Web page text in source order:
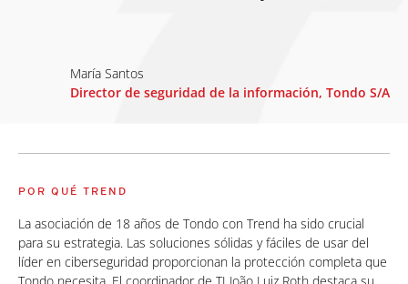
María Santos
Director de seguridad de la información, Tondo S/A
POR QUÉ TREND
La asociación de 18 años de Tondo con Trend ha sido crucial
para su estrategia. Las soluciones sólidas y fáciles de usar del
líder en ciberseguridad proporcionan la protección completa que